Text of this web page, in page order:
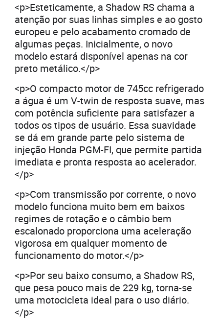
<p>Esteticamente, a Shadow RS chama a
atenção por suas linhas simples e ao gosto
europeu e pelo acabamento cromado de
algumas peças. Inicialmente, o novo
modelo estará disponível apenas na cor
preto metálico.</p>
<p>O compacto motor de 745cc refrigerado
a água é um V-twin de resposta suave, mas
com potência suficiente para satisfazer a
todos os tipos de usuário. Essa suavidade
se dá em grande parte pelo sistema de
injeção Honda PGM-FI, que permite partida
imediata e pronta resposta ao acelerador.
</p>
<p>Com transmissão por corrente, o novo
modelo funciona muito bem em baixos
regimes de rotação e o câmbio bem
escalonado proporciona uma aceleração
vigorosa em qualquer momento de
funcionamento do motor.</p>
<p>Por seu baixo consumo, a Shadow RS,
que pesa pouco mais de 229 kg, torna-se
uma motocicleta ideal para o uso diário.
</p>